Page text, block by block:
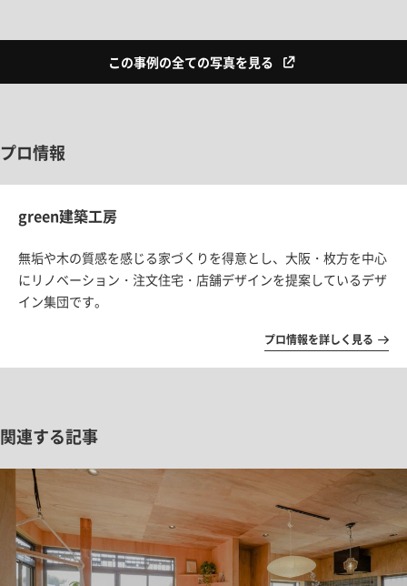
この事例の全ての写真を見る
プロ情報
green建築工房
無垢や木の質感を感じる家づくりを得意とし、大阪・枚方を中心
にリノベーション・注文住宅・店舗デザインを提案しているデザ
イン集団です。
プロ情報を詳しく見る
関連する記事